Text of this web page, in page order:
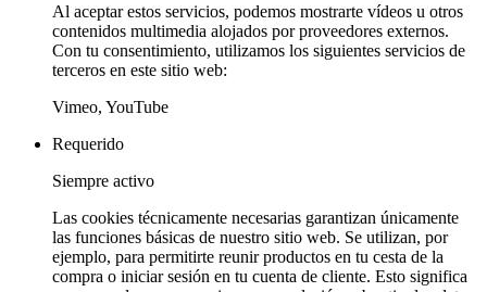
Al aceptar estos servicios, podemos mostrarte vídeos u otros
contenidos multimedia alojados por proveedores externos.
Con tu consentimiento, utilizamos los siguientes servicios de
terceros en este sitio web:
Vimeo, YouTube
Requerido
Siempre activo
Las cookies técnicamente necesarias garantizan únicamente
las funciones básicas de nuestro sitio web. Se utilizan, por
ejemplo, para permitirte reunir productos en tu cesta de la
compra o iniciar sesión en tu cuenta de cliente. Esto significa